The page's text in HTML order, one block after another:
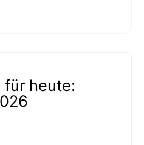
heute: